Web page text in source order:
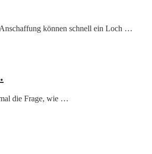
können schnell ein Loch …
die Frage, wie …